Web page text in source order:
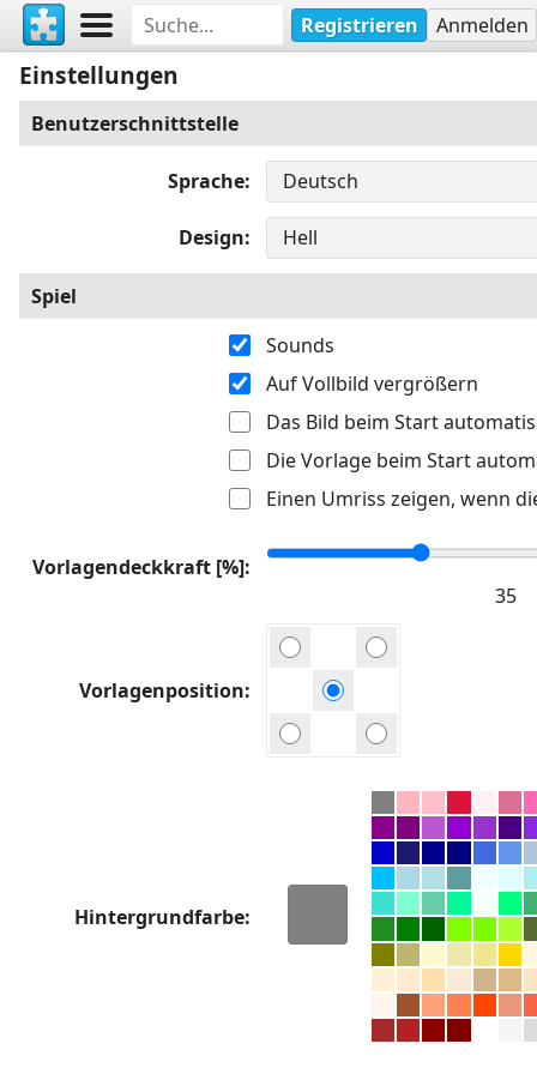
Registrieren Anmelden
Einstellungen
Benutzerschnittstelle
Sprache
Design
Spiel
Sounds
Auf Vollbild vergrößern
Das Bild beim Start
Die Vorlage beim Start
Einen Umriss zeigen, wenn
Vorlagendeckkraft [%]
Vorlagenposition
Hintergrundfarbe